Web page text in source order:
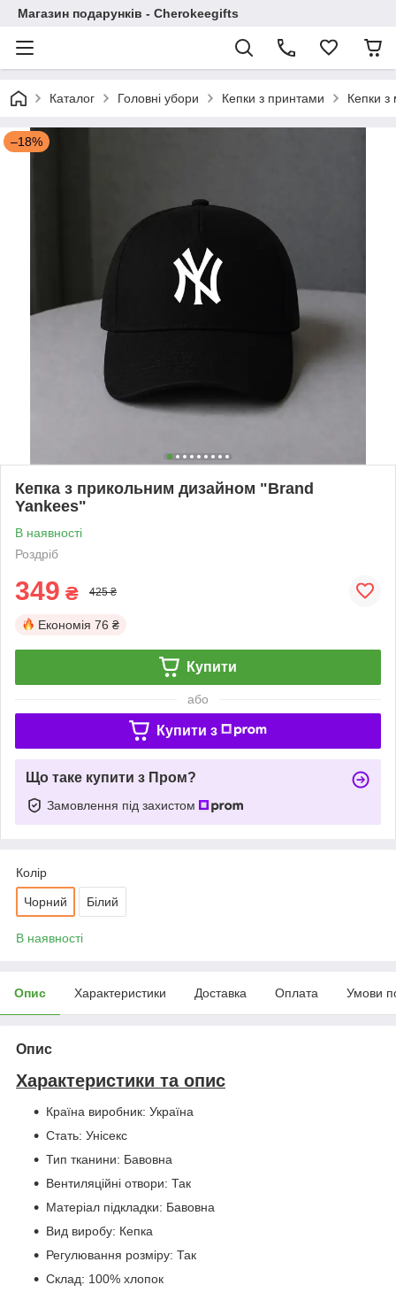
Магазин подарунків - Cherokeegifts
Каталог Головні убори Кепки з принтами Кепки
–18%
Кепка з прикольним дизайном "Brand
Yankees"
В наявності
Роздріб
349 ₴ 425 ₴
Економія 76 ₴
Купити
або
Купити з
Що таке купити з Пром?
Замовлення під захистом
Колір
Чорний Білий
В наявності
Опис Характеристики Доставка Оплата Умови
Опис
Характеристики та опис
Країна виробник: Україна
Стать: Унісекс
Тип тканини: Бавовна
Вентиляційні отвори: Так
Матеріал підкладки: Бавовна
Вид виробу: Кепка
Регулювання розміру: Так
Склад: 100% хлопок